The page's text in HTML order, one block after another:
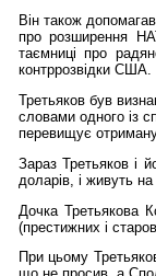
Він також
про розширення
таємниці про
контррозвідки США.
Третьяков був
словами одного із
перевищує
Зараз Третьяков і
доларів, і живуть на
Дочка Третьякова
(престижних і
При цьому